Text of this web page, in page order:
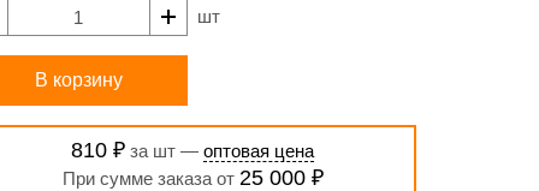
шт
В корзину
810 ₽ за шт —оптовая цена
При сумме заказа от 25 000 ₽